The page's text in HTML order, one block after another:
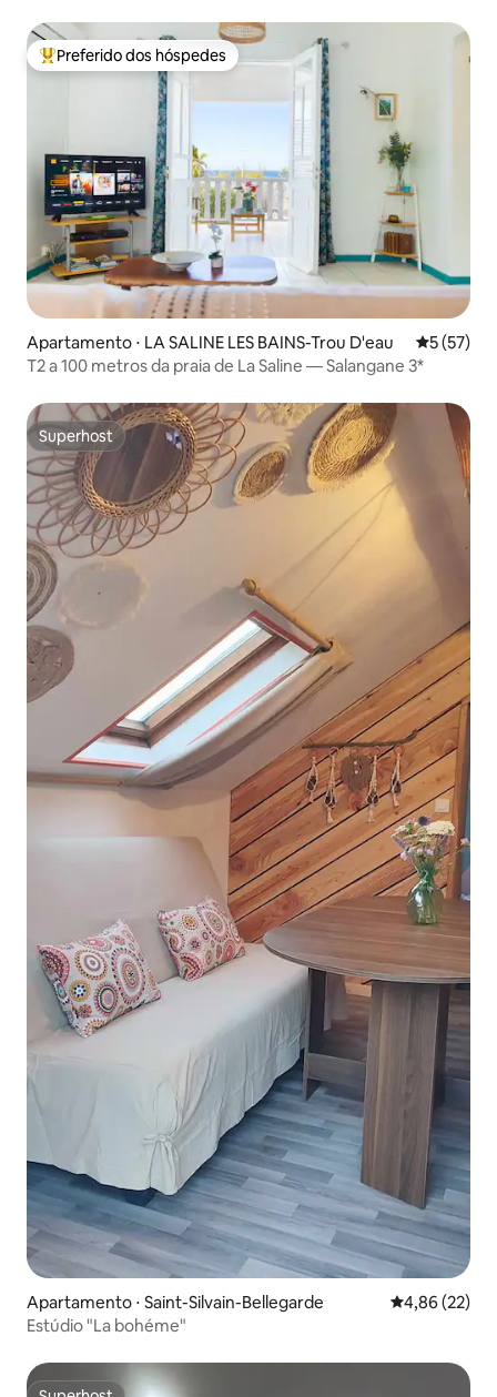
Entre os melhores preferidos dos hóspedes
Preferido dos hóspedes
Apartamento ⋅ LA SALINE LES BAINS-Trou D'eau 5 de uma
5 (57)
T2 a 100 metros da praia de La Saline — Salangane 3*
Superhost
Superhost
Apartamento ⋅ Saint-Silvain-Bellegarde 4,86 de uma
4,86 (22)
Estúdio "La bohéme"